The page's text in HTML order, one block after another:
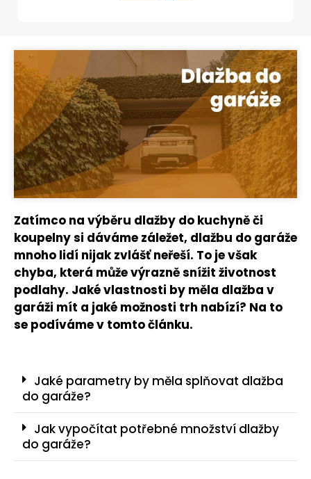
Zatímco na výběru dlažby do kuchyně či
koupelny si dáváme záležet, dlažbu do garáže
mnoho lidí nijak zvlášť neřeší. To je však
chyba, která může výrazně snížit životnost
podlahy. Jaké vlastnosti by měla dlažba v
garáži mít a jaké možnosti trh nabízí? Na to
se podíváme v tomto článku.
Jaké parametry by měla splňovat dlažba
do garáže?
Jak vypočítat potřebné množství dlažby
do garáže?